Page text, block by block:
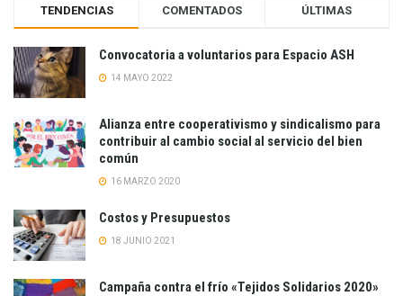
TENDENCIAS COMENTADOS ÚLTIMAS
Convocatoria a voluntarios para Espacio ASH
14 MAYO 2022
Alianza entre cooperativismo y sindicalismo para
contribuir al cambio social al servicio del bien
común
16 MARZO 2020
Costos y Presupuestos
18 JUNIO 2021
Campaña contra el frío «Tejidos Solidarios 2020»